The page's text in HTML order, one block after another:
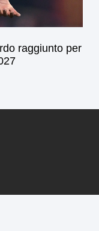
raggiunto per